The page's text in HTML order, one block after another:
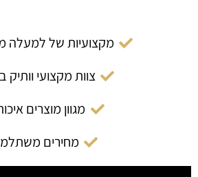
מקצועיות של למעלה מ- 14
צוות מקצועי וותיק
מגוון מוצרים
מחירים